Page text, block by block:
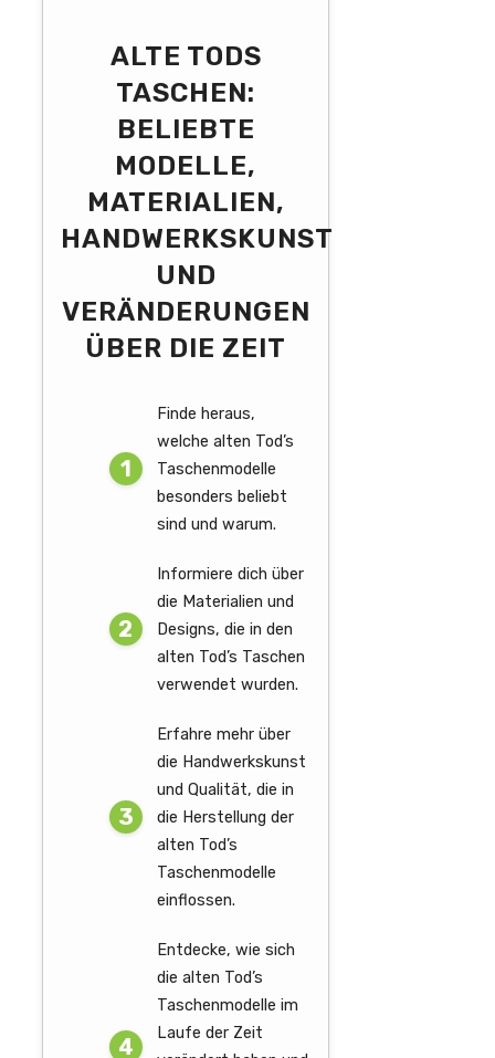
ALTE TODS
TASCHEN:
BELIEBTE
MODELLE,
MATERIALIEN,
HANDWERKSKUNST
UND
VERÄNDERUNGEN
ÜBER DIE ZEIT
Finde heraus,
welche alten Tod’s
Taschenmodelle
besonders beliebt
sind und warum.
Informiere dich über
die Materialien und
Designs, die in den
alten Tod’s Taschen
verwendet wurden.
Erfahre mehr über
die Handwerkskunst
und Qualität, die in
die Herstellung der
alten Tod’s
Taschenmodelle
einflossen.
Entdecke, wie sich
die alten Tod’s
Taschenmodelle im
Laufe der Zeit